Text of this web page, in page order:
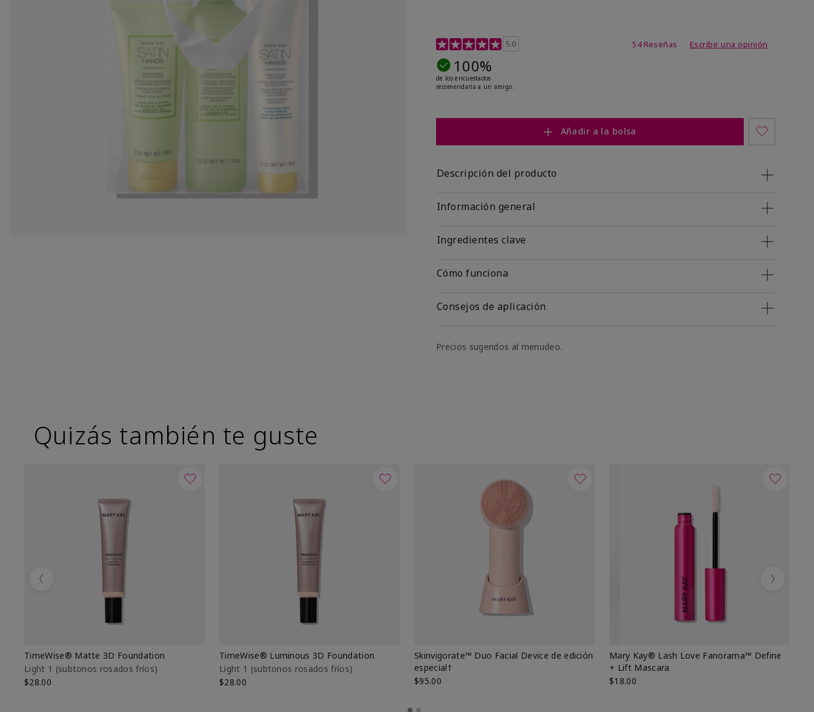
Calificación de clientes de 4,7 de 5
5.0 54 Reseñas Escribir una opinión
100%
de los encuestados
recomendaría a un amigo.
Añadir a la bolsa
Descripción del producto
Información general
Ingredientes clave
Cómo funciona
Consejos de aplicación
Precios sugeridos al menudeo.
Quizás también te guste
TimeWise® Matte 3D Foundation
Light 1​ (subtonos rosados fríos)
$28.00
TimeWise® Luminous 3D Foundation
Light 1​ (subtonos rosados fríos)
$28.00
Skinvigorate™ Duo Facial Device de edición
especial†
$95.00
Mary Kay® Lash Love Fanorama™ Define
+ Lift Mascara
$18.00
Previous Next